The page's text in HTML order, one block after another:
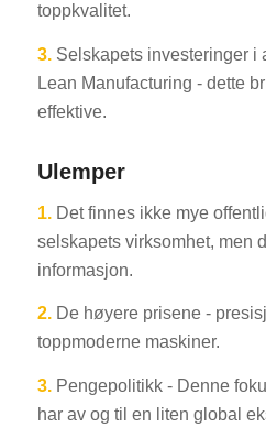
toppkvalitet.
3.Selskapets investeringer i
Lean Manufacturing - dette
effektive.
Ulemper
1.Det finnes ikke mye
selskapets virksomhet, men
informasjon.
2.De høyere prisene -
toppmoderne maskiner.
3.Pengepolitikk - Denne
har av og til en liten global